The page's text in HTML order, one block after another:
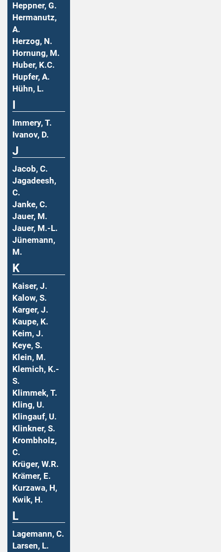
Heppner, G.
Hermanutz,
A.
Herzog, N.
Hornung, M.
Huber, K.C.
Hupfer, A.
Hühn, L.
Immery, T.
Ivanov, D.
J
Jacob, C.
Jagadeesh,
C.
Janke, C.
Jauer, M.
Jauer, M.-L.
Jünemann,
M.
K
Kaiser, J.
Kalow, S.
Karger, J.
Kaupe, K.
Keim, J.
Keye, S.
Klein, M.
Klemich, K.-
S.
Klimmek, T.
Kling, U.
Klingauf, U.
Klinkner, S.
Krombholz,
C.
Krüger, W.R.
Krämer, E.
Kurzawa, H,
Kwik, H.
L
Lagemann, C.
Larsen, L.